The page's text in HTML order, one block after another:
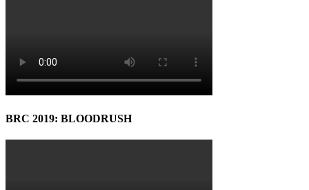
BRC 2019: BLOODRUSH